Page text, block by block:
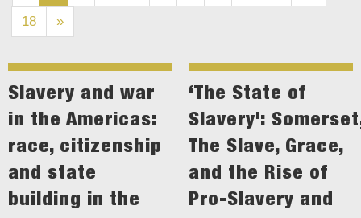
18
»
Slavery and war
in the Americas:
race, citizenship
and state
building in the
‘The State of
Slavery':
The Slave, Grace,
and the Rise of
Pro-Slavery and